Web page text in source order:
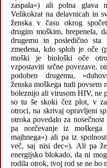
zaspala«) ali polna glava
Velikokrat na delavnicah in
ženska v času okrog
drugim moškim, hrepenela,
drugemu in posledično
zmedena, kdo sploh je oče
moški je biološki oče
vzpostaviti srčne povezave,
podoben drugemu,
ženska moškega tudi povsem
boleznijo ali virusom HIV, ne
so tu še skoki čez plot, v
otroci, na skrivaj opravljeni
otroka povedalo za
pa norčevanje iz moškega
majhnega«) ali pa iz
več, saj nisi dec«). Ali pa
energijsko blokado, da ni
rodila otrok, tvoj rod se ne bo